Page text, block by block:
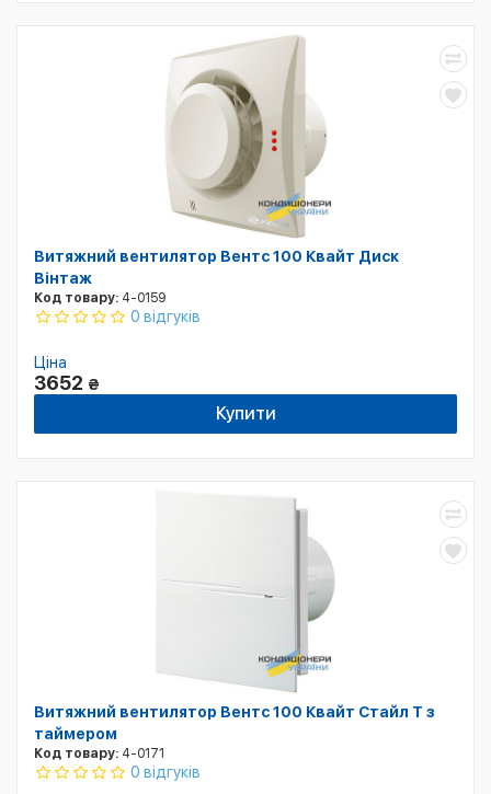
Витяжний вентилятор Вентс 100 Квайт Диск
Вінтаж
Код товару: 4-0159
0 відгуків
Ціна
3652 ₴
Купити
Витяжний вентилятор Вентс 100 Квайт Стайл T з
таймером
Код товару: 4-0171
0 відгуків